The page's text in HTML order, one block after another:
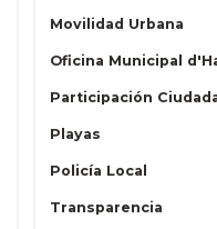
Movilidad Urbana
Oficina Municipal
Participación
Playas
Policía Local
Transparencia